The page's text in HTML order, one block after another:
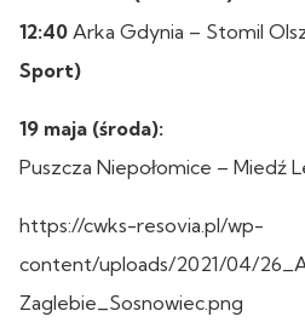
12:40 Arka Gdynia – Stomil
Sport)
19 maja (środa):
Puszcza Niepołomice – Miedź
https://cwks-resovia.pl/wp-
content/uploads/2021/04/
Zaglebie_Sosnowiec.png